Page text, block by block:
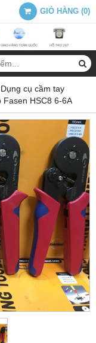
GIỎ HÀNG (0)
cụ cầm tay
Fasen HSC8 6-6A